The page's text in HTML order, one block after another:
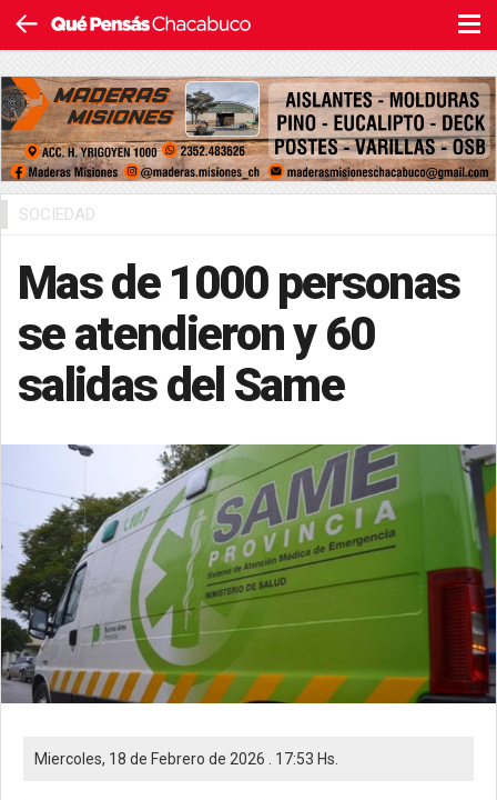
SOCIEDAD
Mas de 1000 personas
se atendieron y 60
salidas del Same
Miercoles, 18 de Febrero de 2026 . 17:53 Hs.